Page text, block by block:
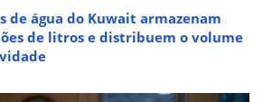
de água do Kuwait armazenam
de litros e distribuem o volume